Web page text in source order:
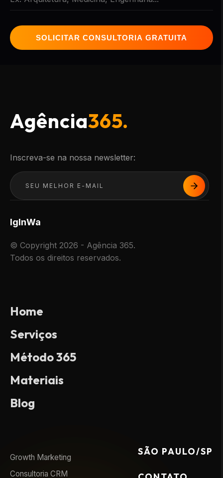
SOLICITAR CONSULTORIA GRATUITA
Agência365.
Inscreva-se na nossa newsletter:
IgInWa
© Copyright 2026 - Agência 365.
Todos os direitos reservados.
Home
Serviços
Método 365
Materiais
Blog
Growth Marketing
Consultoria CRM
SÃO PAULO/SP